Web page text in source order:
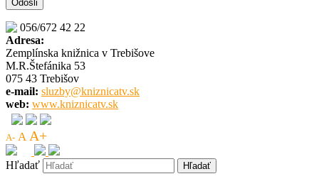
056/672 42 22
Adresa:
Zemplínska knižnica v Trebišove
M.R.Štefánika 53
075 43 Trebišov
e-mail: sluzby@kniznicatv.sk
web: www.kniznicatv.sk
A- A A+
Hľadať